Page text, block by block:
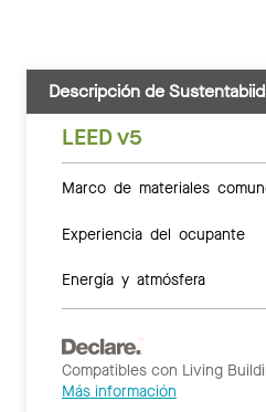
Descripción de
LEED v5
Marco de materiales
Experiencia del ocupante
Energía y atmósfera
Compatibles con Living
Más información